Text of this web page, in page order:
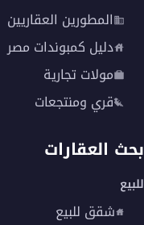
المطورين العقاريين
دليل كمبوندات مصر
مولات تجارية
قري ومنتجعات
بحث العقارات
للبيع
شقق للبيع